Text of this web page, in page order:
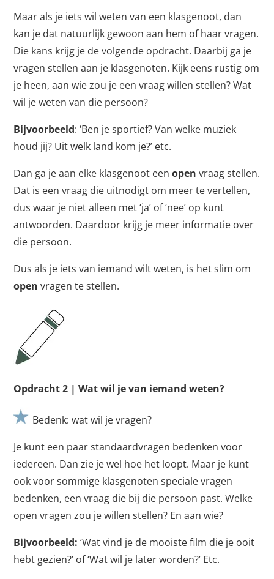
Maar als je iets wil weten van een klasgenoot, dan
kan je dat natuurlijk gewoon aan hem of haar vragen.
Die kans krijg je de volgende opdracht. Daarbij ga je
vragen stellen aan je klasgenoten. Kijk eens rustig om
je heen, aan wie zou je een vraag willen stellen? Wat
wil je weten van die persoon?
Bijvoorbeeld: ‘Ben je sportief? Van welke muziek
houd jij? Uit welk land kom je?’ etc.
Dan ga je aan elke klasgenoot eenopen vraag stellen.
Dat is een vraag die uitnodigt om meer te vertellen,
dus waar je niet alleen met ‘ja’ of ‘nee’ op kunt
antwoorden. Daardoor krijg je meer informatie over
die persoon.
Dus als je iets van iemand wilt weten, is het slim om
open vragen te stellen.
Opdracht 2 | Wat wil je van iemand weten?
Bedenk: wat wil je vragen?
Je kunt een paar standaardvragen bedenken voor
iedereen. Dan zie je wel hoe het loopt. Maar je kunt
ook voor sommige klasgenoten speciale vragen
bedenken, een vraag die bij die persoon past. Welke
open vragen zou je willen stellen? En aan wie?
Bijvoorbeeld:‘Wat vind je de mooiste film die je ooit
hebt gezien?’ of ‘Wat wil je later worden?’ Etc.